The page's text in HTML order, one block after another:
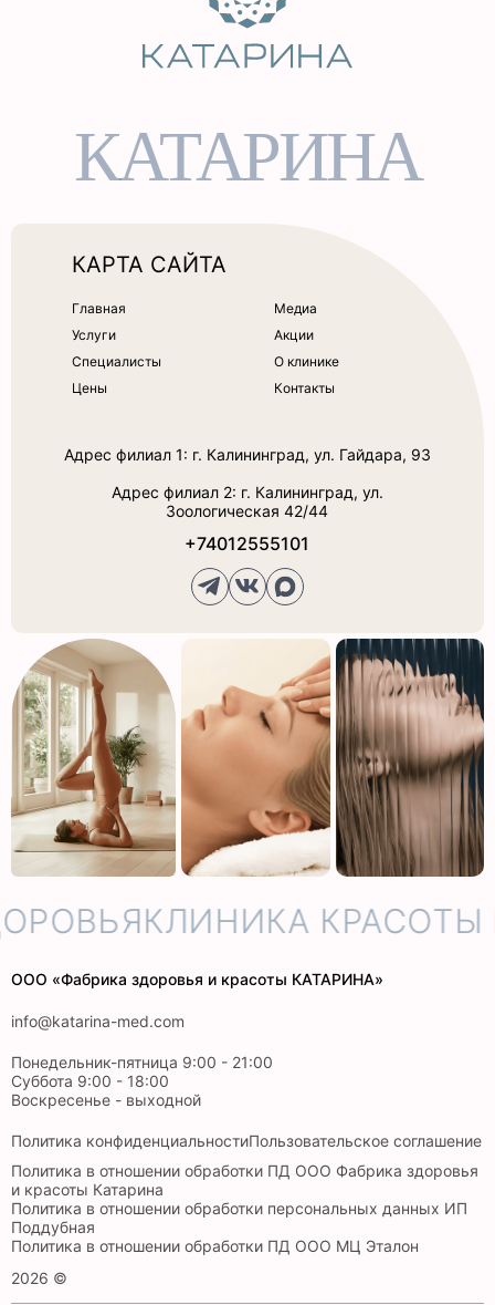
КАТАРИНА
КАРТА САЙТА
Главная
Услуги
Специалисты
Цены
Медиа
Акции
О клинике
Контакты
Адрес филиал 1: г. Калининград, ул. Гайдара, 93
Адрес филиал 2: г. Калининград, ул.
Зоологическая 42/44
+74012555101
КЛИНИКА КРАСОТЫ
ООО «Фабрика здоровья и красоты КАТАРИНА»
info@katarina-med.com
Понедельник-пятница 9:00 - 21:00
Суббота 9:00 - 18:00
Воскресенье - выходной
Политика конфиденциальностиПользовательское соглашение
Политика в отношении обработки ПД ООО Фабрика здоровья
и красоты Катарина
Политика в отношении обработки персональных данных ИП
Поддубная
Политика в отношении обработки ПД ООО МЦ Эталон
2026 ©